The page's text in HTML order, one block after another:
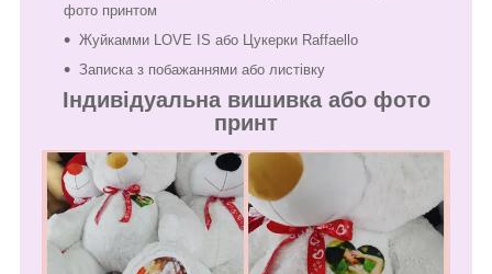
фото принтом
Жуйкамми LOVE IS або Цукерки Raffaello
Записка з побажаннями або листівку
Індивідуальна вишивка або фото
принт